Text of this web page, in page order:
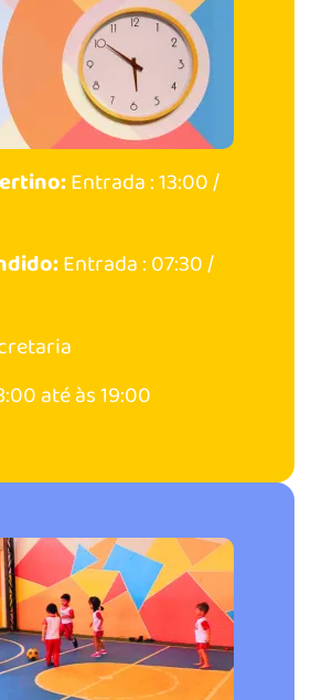
Entrada : 13:00 /
Entrada : 07:30 /
até às 19:00